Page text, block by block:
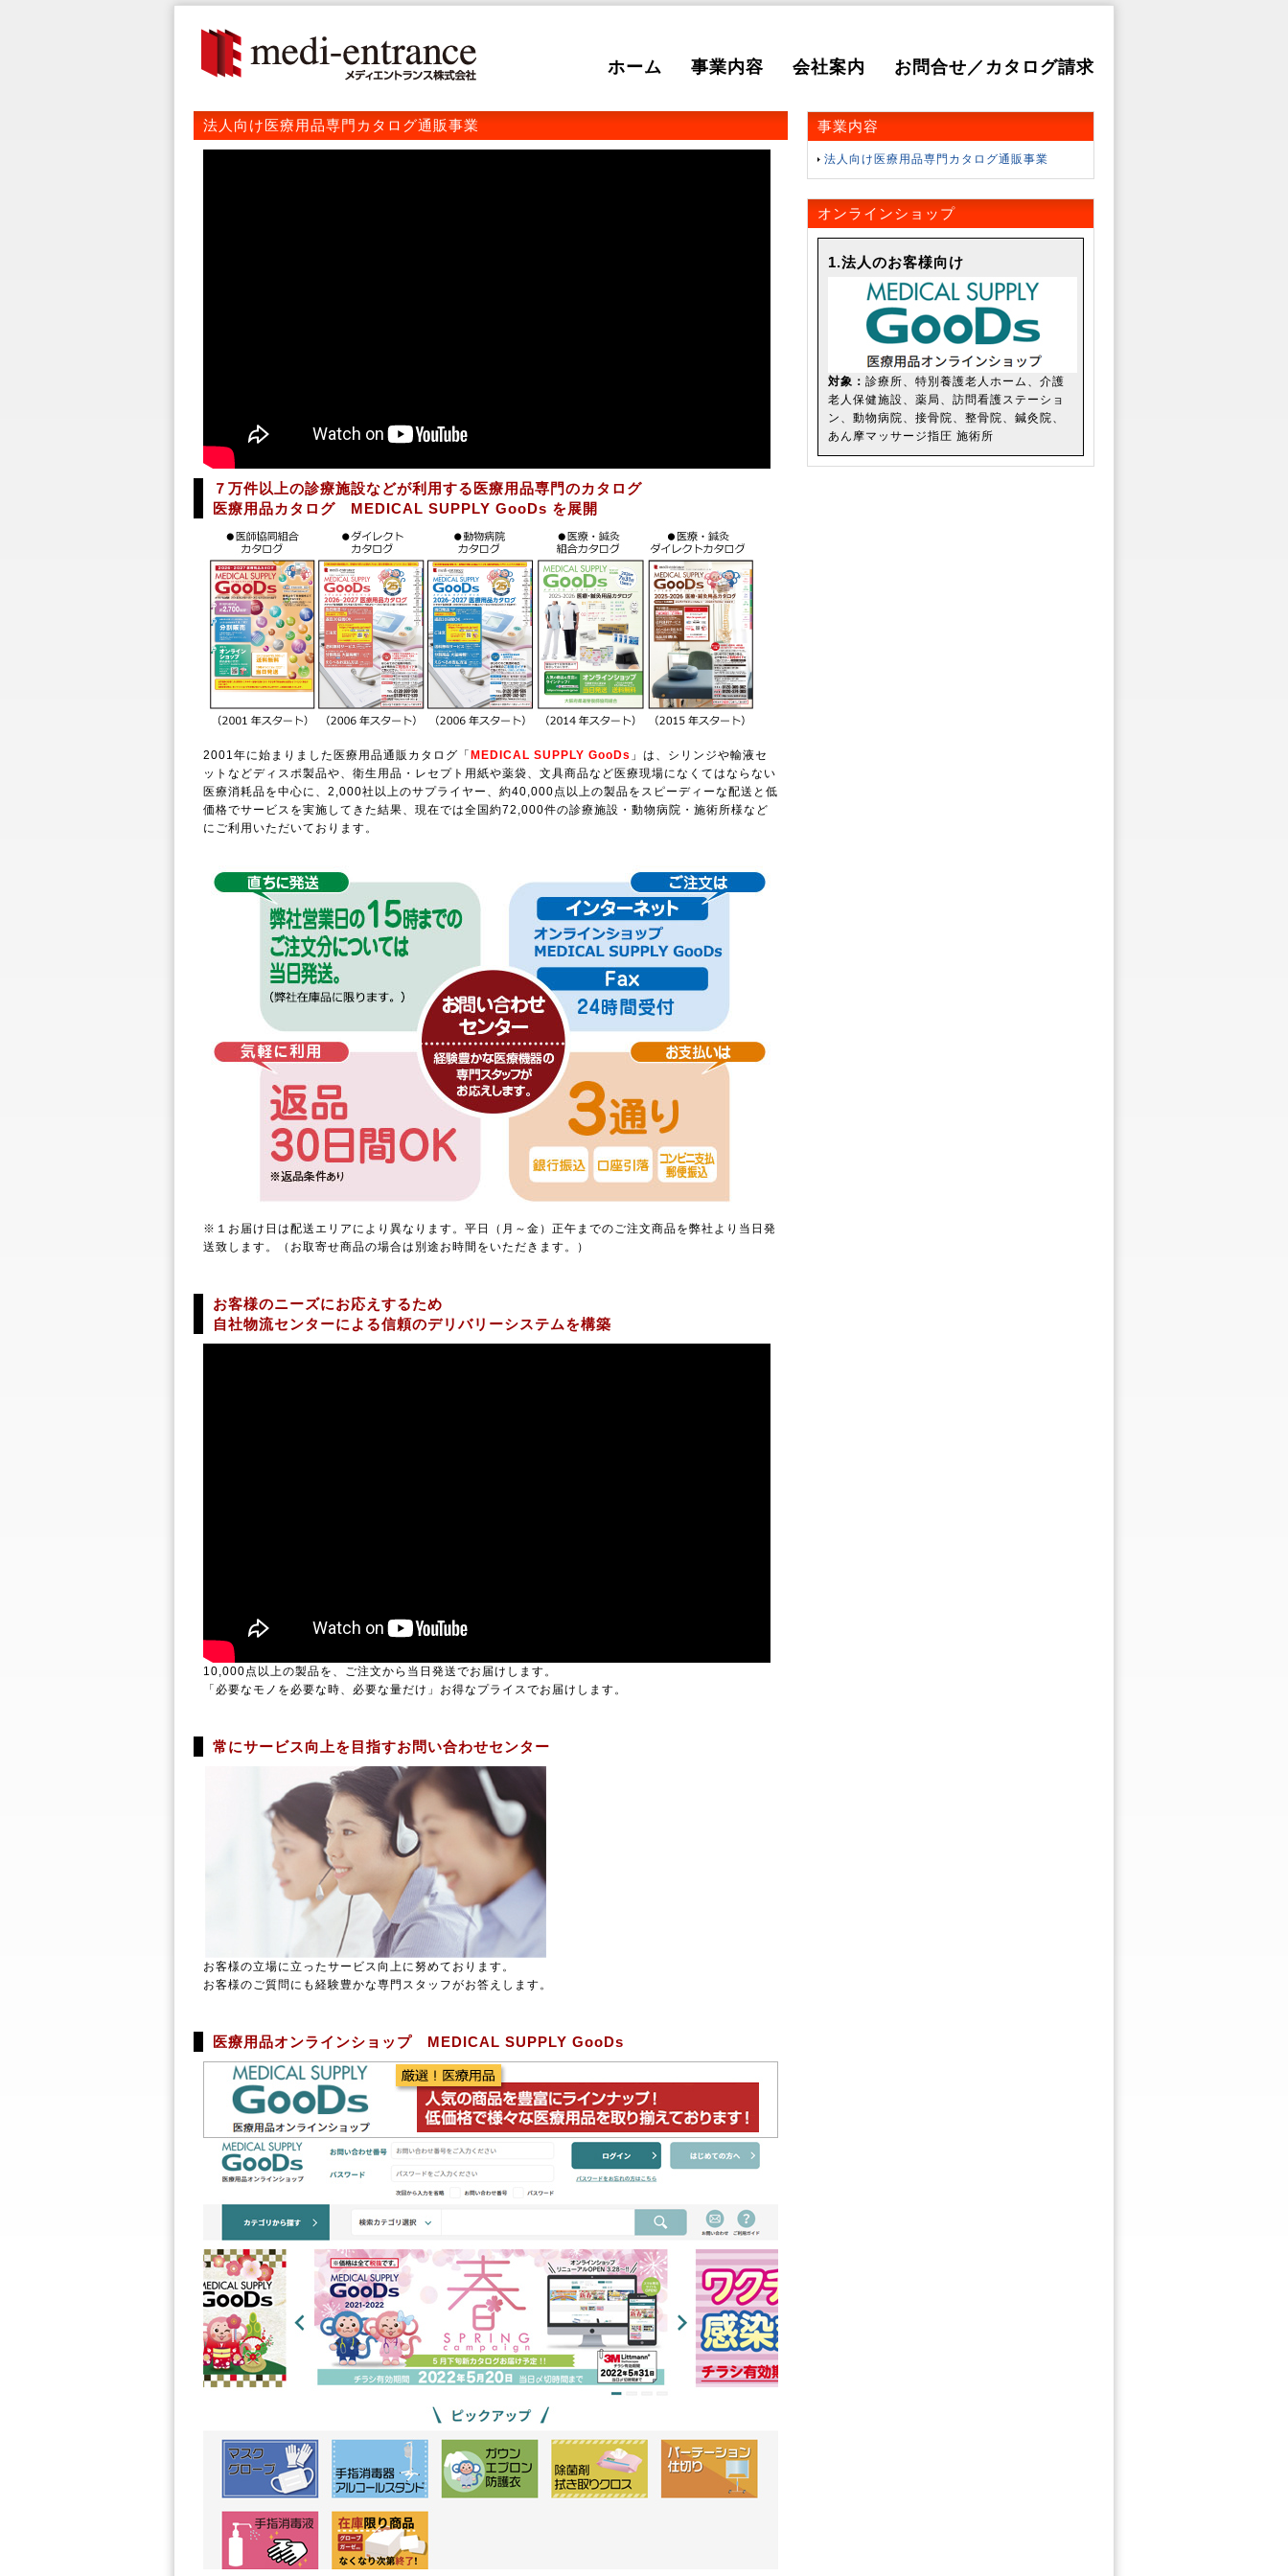
ホーム 事業内容 会社案内 お問合せ／カタログ請求
法人向け医療用品専門カタログ通販事業
７万件以上の診療施設などが利用する医療用品専門のカタログ
医療用品カタログ MEDICAL SUPPLY GooDs を展開
2001年に始まりました医療用品通販カタログ「 MEDICAL SUPPLY GooDs 」は、シリンジや輸液セ
ットなどディスポ製品や、衛生用品・レセプト用紙や薬袋、文具商品など医療現場になくてはならない
医療消耗品を中心に、2,000社以上のサプライヤー、約40,000点以上の製品をスピーディーな配送と低
価格でサービスを実施してきた結果、現在では全国約72,000件の診療施設・動物病院・施術所様など
にご利用いただいております。
※１お届け日は配送エリアにより異なります。平日（月～金）正午までのご注文商品を弊社より当日発
送致します。（お取寄せ商品の場合は別途お時間をいただきます。）
お客様のニーズにお応えするため
自社物流センターによる信頼のデリバリーシステムを構築
10,000点以上の製品を、ご注文から当日発送でお届けします。
「必要なモノを必要な時、必要な量だけ」お得なプライスでお届けします。
常にサービス向上を目指すお問い合わせセンター
お客様の立場に立ったサービス向上に努めております。
お客様のご質問にも経験豊かな専門スタッフがお答えします。
医療用品オンラインショップ MEDICAL SUPPLY GooDs
事業内容
法人向け医療用品専門カタログ通販事業
オンラインショップ
1.法人のお客様向け
対象： 診療所、特別養護老人ホーム、介護
老人保健施設、薬局、訪問看護ステーショ
ン、動物病院、接骨院、整骨院、鍼灸院、
あん摩マッサージ指圧 施術所